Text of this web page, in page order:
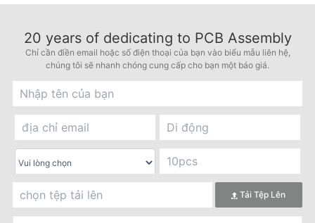
20 years of dedicating to PCB Assembly
Chỉ cần điền email hoặc số điện thoại của bạn vào biểu mẫu liên hệ,
chúng tôi sẽ nhanh chóng cung cấp cho bạn một báo giá.
Tải Tệp Lên